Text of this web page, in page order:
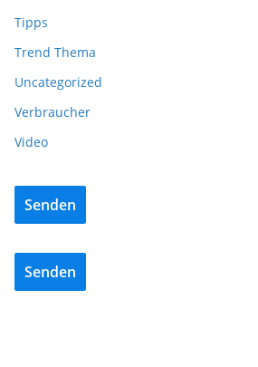
Tipps
Trend Thema
Uncategorized
Verbraucher
Video
Senden
Senden